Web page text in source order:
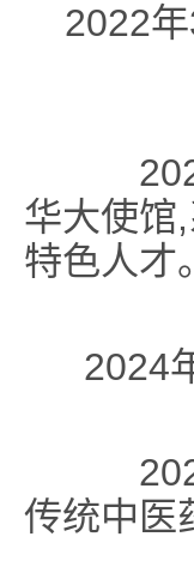
2022
2023
华大使馆
特色人才。
2024
2024
传统中医